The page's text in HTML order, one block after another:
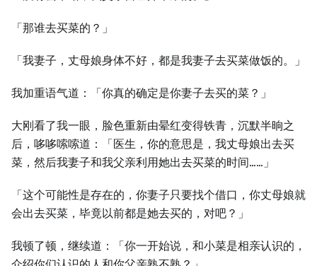
「那谁去买菜的？」
「我妻子，丈母娘身体不好，都是我妻子去买菜做饭的。」
我加重语气道：「你真的确定是你妻子去买的菜？」
⼤刚看了我⼀眼，脸色重新由晕红变得铁青，沉默半晌之
后，哆哆嗦嗦道：「医⽣，你的意思是，我丈母娘出去买
菜，然后我妻子和我父亲利用她出去买菜的时间……」
「这个可能性是存在的，你妻子只要找个借口，你丈母娘就
会出去买菜，毕竟以前都是她去买的，对吧？」
我顿了顿，继续道：「你⼀开始说，和小菜是相亲认识的，